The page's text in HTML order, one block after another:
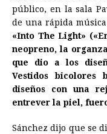
público, en la sala
de una rápida
«Into The Light»
neopreno, la
que dio a los
Vestidos bicolores
diseños con una
entrever la piel,
Sánchez dijo que se